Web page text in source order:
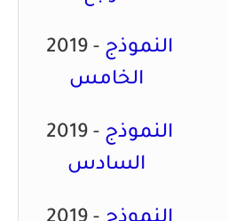
2019 - النموذج
2019 - النموذج